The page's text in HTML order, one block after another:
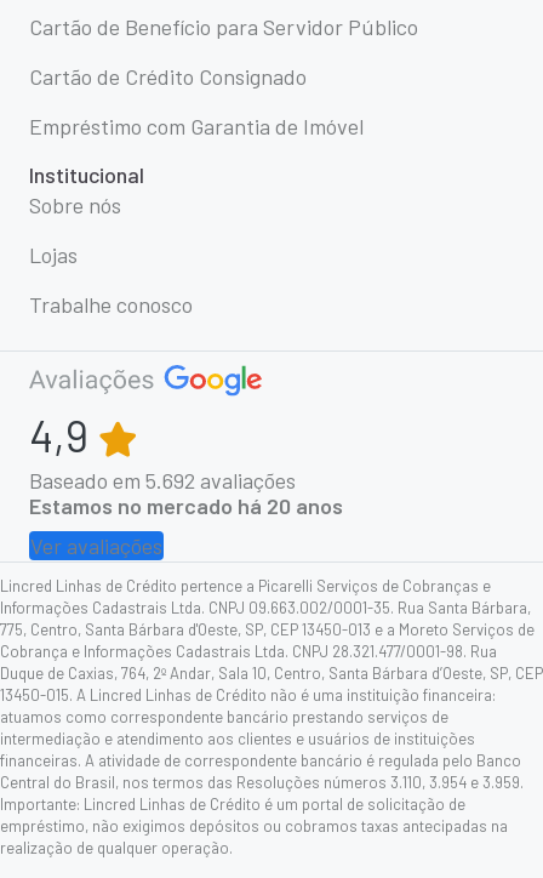
Cartão de Benefício para Servidor Público
Cartão de Crédito Consignado
Empréstimo com Garantia de Imóvel
Institucional
Sobre nós
Lojas
Trabalhe conosco
4,9
Baseado em 5.692 avaliações
Estamos no mercado há 20 anos
Ver avaliações
Lincred Linhas de Crédito pertence a Picarelli Serviços de Cobranças e
Informações Cadastrais Ltda. CNPJ 09.663.002/0001-35. Rua Santa Bárbara,
775, Centro, Santa Bárbara d'Oeste, SP, CEP 13450-013 e a Moreto Serviços de
Cobrança e Informações Cadastrais Ltda. CNPJ 28.321.477/0001-98. Rua
Duque de Caxias, 764, 2º Andar, Sala 10, Centro, Santa Bárbara d’Oeste, SP, CEP
13450-015. A Lincred Linhas de Crédito não é uma instituição financeira:
atuamos como correspondente bancário prestando serviços de
intermediação e atendimento aos clientes e usuários de instituições
financeiras. A atividade de correspondente bancário é regulada pelo Banco
Central do Brasil, nos termos das Resoluções números 3.110, 3.954 e 3.959.
Importante: Lincred Linhas de Crédito é um portal de solicitação de
empréstimo, não exigimos depósitos ou cobramos taxas antecipadas na
realização de qualquer operação.